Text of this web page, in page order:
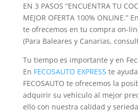
EN 3 PASOS “ENCUENTRA TU
MEJOR OFERTA 100% ONLINE.”
te ofrecemos en tu compra on-
(Para Baleares y Canarias,
Tu tiempo es importante y en
En FECOSAUTO EXPRESS te
FECOSAUTO te ofrecemos la
adquirir su vehículo al mejor
ello con nuestra calidad y